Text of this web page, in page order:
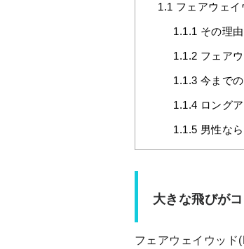
1.1 フェアウェ
1.1.1 その理
1.1.2 フェア
1.1.3 今まで
1.1.4 ロング
1.1.5 男性な
大きな飛びが
フェアウェイウッド